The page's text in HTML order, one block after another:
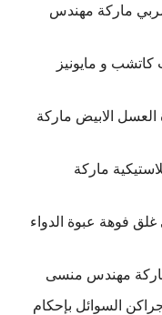
ماركة مهندس
و مايونيز
الابيض ماركة
ماركة
فوهة عبوة الدواء
مهندس منسى
السوائل بإحكام